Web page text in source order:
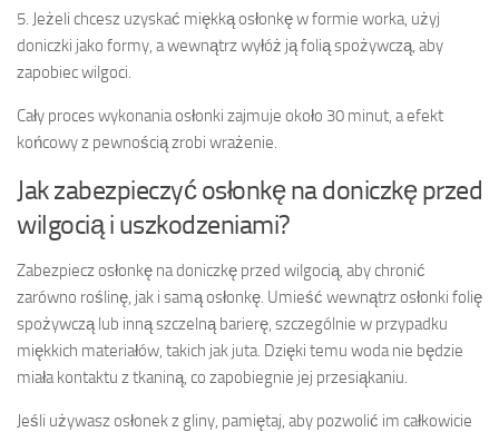
5. Jeżeli chcesz uzyskać miękką osłonkę w formie worka, użyj
doniczki jako formy, a wewnątrz wyłóż ją folią spożywczą, aby
zapobiec wilgoci.
Cały proces wykonania osłonki zajmuje około 30 minut, a efekt
końcowy z pewnością zrobi wrażenie.
Jak zabezpieczyć osłonkę na doniczkę przed
wilgocią i uszkodzeniami?
Zabezpiecz osłonkę na doniczkę przed wilgocią, aby chronić
zarówno roślinę, jak i samą osłonkę. Umieść wewnątrz osłonki folię
spożywczą lub inną szczelną barierę, szczególnie w przypadku
miękkich materiałów, takich jak juta. Dzięki temu woda nie będzie
miała kontaktu z tkaniną, co zapobiegnie jej przesiąkaniu.
Jeśli używasz osłonek z gliny, pamiętaj, aby pozwolić im całkowicie